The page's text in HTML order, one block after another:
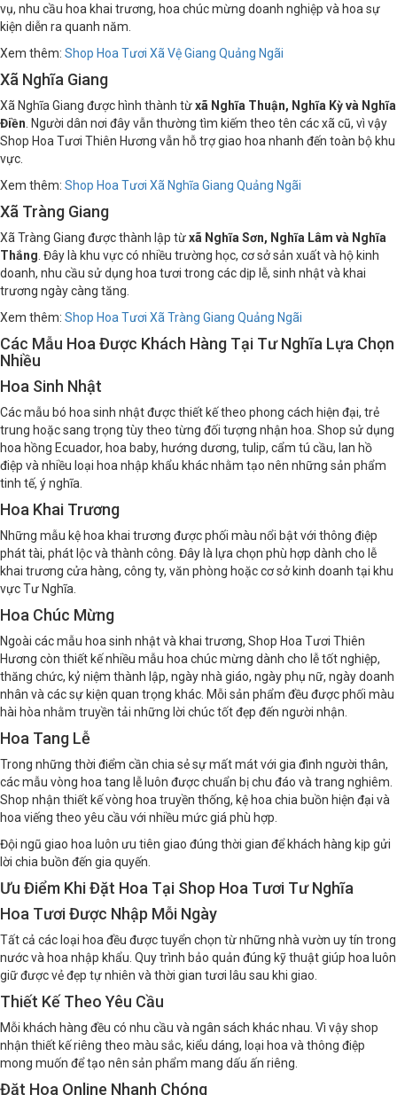
vụ, nhu cầu hoa khai trương, hoa chúc mừng doanh nghiệp và hoa sự
kiện diễn ra quanh năm.
Xem thêm: Shop Hoa Tươi Xã Vệ Giang Quảng Ngãi
Xã Nghĩa Giang
Xã Nghĩa Giang được hình thành từxã Nghĩa Thuận, Nghĩa Kỳ và Nghĩa
Điền . Người dân nơi đây vẫn thường tìm kiếm theo tên các xã cũ, vì vậy
Shop Hoa Tươi Thiên Hương vẫn hỗ trợ giao hoa nhanh đến toàn bộ khu
vực.
Xem thêm: Shop Hoa Tươi Xã Nghĩa Giang Quảng Ngãi
Xã Tràng Giang
Xã Tràng Giang được thành lập từxã Nghĩa Sơn, Nghĩa Lâm và Nghĩa
Thắng . Đây là khu vực có nhiều trường học, cơ sở sản xuất và hộ kinh
doanh, nhu cầu sử dụng hoa tươi trong các dịp lễ, sinh nhật và khai
trương ngày càng tăng.
Xem thêm: Shop Hoa Tươi Xã Tràng Giang Quảng Ngãi
Các Mẫu Hoa Được Khách Hàng Tại Tư Nghĩa Lựa Chọn
Nhiều
Hoa Sinh Nhật
Các mẫu bó hoa sinh nhật được thiết kế theo phong cách hiện đại, trẻ
trung hoặc sang trọng tùy theo từng đối tượng nhận hoa. Shop sử dụng
hoa hồng Ecuador, hoa baby, hướng dương, tulip, cẩm tú cầu, lan hồ
điệp và nhiều loại hoa nhập khẩu khác nhằm tạo nên những sản phẩm
tinh tế, ý nghĩa.
Hoa Khai Trương
Những mẫu kệ hoa khai trương được phối màu nổi bật với thông điệp
phát tài, phát lộc và thành công. Đây là lựa chọn phù hợp dành cho lễ
khai trương cửa hàng, công ty, văn phòng hoặc cơ sở kinh doanh tại khu
vực Tư Nghĩa.
Hoa Chúc Mừng
Ngoài các mẫu hoa sinh nhật và khai trương, Shop Hoa Tươi Thiên
Hương còn thiết kế nhiều mẫu hoa chúc mừng dành cho lễ tốt nghiệp,
thăng chức, kỷ niệm thành lập, ngày nhà giáo, ngày phụ nữ, ngày doanh
nhân và các sự kiện quan trọng khác. Mỗi sản phẩm đều được phối màu
hài hòa nhằm truyền tải những lời chúc tốt đẹp đến người nhận.
Hoa Tang Lễ
Trong những thời điểm cần chia sẻ sự mất mát với gia đình người thân,
các mẫu vòng hoa tang lễ luôn được chuẩn bị chu đáo và trang nghiêm.
Shop nhận thiết kế vòng hoa truyền thống, kệ hoa chia buồn hiện đại và
hoa viếng theo yêu cầu với nhiều mức giá phù hợp.
Đội ngũ giao hoa luôn ưu tiên giao đúng thời gian để khách hàng kịp gửi
lời chia buồn đến gia quyến.
Ưu Điểm Khi Đặt Hoa Tại Shop Hoa Tươi Tư Nghĩa
Hoa Tươi Được Nhập Mỗi Ngày
Tất cả các loại hoa đều được tuyển chọn từ những nhà vườn uy tín trong
nước và hoa nhập khẩu. Quy trình bảo quản đúng kỹ thuật giúp hoa luôn
giữ được vẻ đẹp tự nhiên và thời gian tươi lâu sau khi giao.
Thiết Kế Theo Yêu Cầu
Mỗi khách hàng đều có nhu cầu và ngân sách khác nhau. Vì vậy shop
nhận thiết kế riêng theo màu sắc, kiểu dáng, loại hoa và thông điệp
mong muốn để tạo nên sản phẩm mang dấu ấn riêng.
Đặt Hoa Online Nhanh Chóng